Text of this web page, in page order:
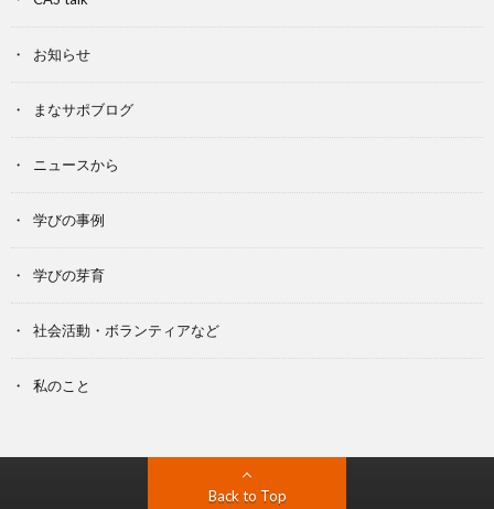
お知らせ
まなサポブログ
ニュースから
学びの事例
学びの芽育
社会活動・ボランティアなど
私のこと
Back to Top